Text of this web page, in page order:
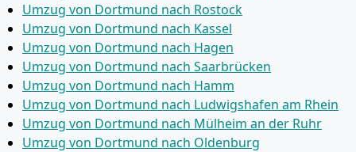
Umzug von Dortmund nach Rostock
Umzug von Dortmund nach Kassel
Umzug von Dortmund nach Hagen
Umzug von Dortmund nach Saarbrücken
Umzug von Dortmund nach Hamm
Umzug von Dortmund nach Ludwigshafen am Rhein
Umzug von Dortmund nach Mülheim an der Ruhr
Umzug von Dortmund nach Oldenburg